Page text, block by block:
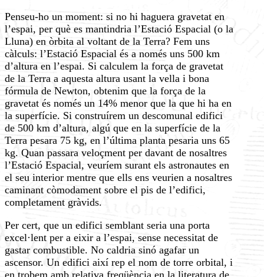
Penseu-ho un moment: si no hi haguera gravetat en
l’espai, per què es mantindria l’Estació Espacial (o la
Lluna) en òrbita al voltant de la Terra? Fem uns
càlculs: l’Estació Espacial és a només uns 500 km
d’altura en l’espai. Si calculem la força de gravetat
de la Terra a aquesta altura usant la vella i bona
fórmula de Newton, obtenim que la força de la
gravetat és només un 14% menor que la que hi ha en
la superfície. Si construírem un descomunal edifici
de 500 km d’altura, algú que en la superfície de la
Terra pesara 75 kg, en l’última planta pesaria uns 65
kg. Quan passara veloçment per davant de nosaltres
l’Estació Espacial, veuríem surant els astronautes en
el seu interior mentre que ells ens veurien a nosaltres
caminant còmodament sobre el pis de l’edifici,
completament gràvids.
Per cert, que un edifici semblant seria una porta
excel·lent per a eixir a l’espai, sense necessitat de
gastar combustible. No caldria sinó agafar un
ascensor. Un edifici així rep el nom de torre orbital, i
en trobem amb relativa freqüència en la literatura de